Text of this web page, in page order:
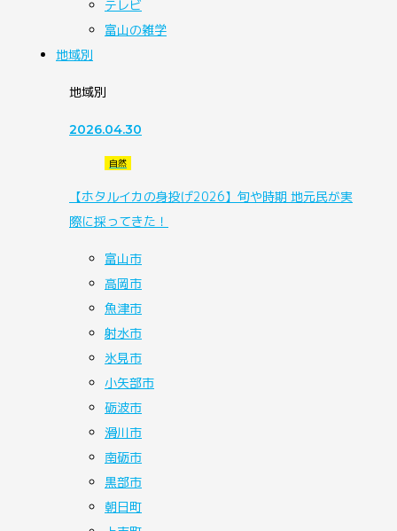
テレビ
富山の雑学
地域別
地域別
2026.04.30
自然
【ホタルイカの身投げ2026】旬や時期 地元民が実
際に採ってきた！
富山市
高岡市
魚津市
射水市
氷見市
小矢部市
砺波市
滑川市
南砺市
黒部市
朝日町